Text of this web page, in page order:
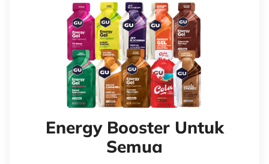
Energy Booster Untuk
Semua